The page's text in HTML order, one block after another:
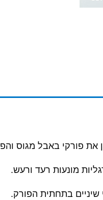
את פורקי באבל מגוס
מונעות רעד ורעש.
שיניים בתחתית הפורק.